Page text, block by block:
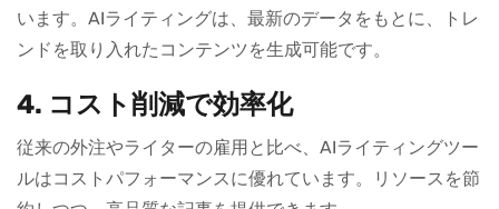
います。AIライティングは、最新のデータをもとに、トレ
ンドを取り入れたコンテンツを生成可能です。
4. コスト削減で効率化
従来の外注やライターの雇用と比べ、AIライティングツー
ルはコストパフォーマンスに優れています。リソースを節